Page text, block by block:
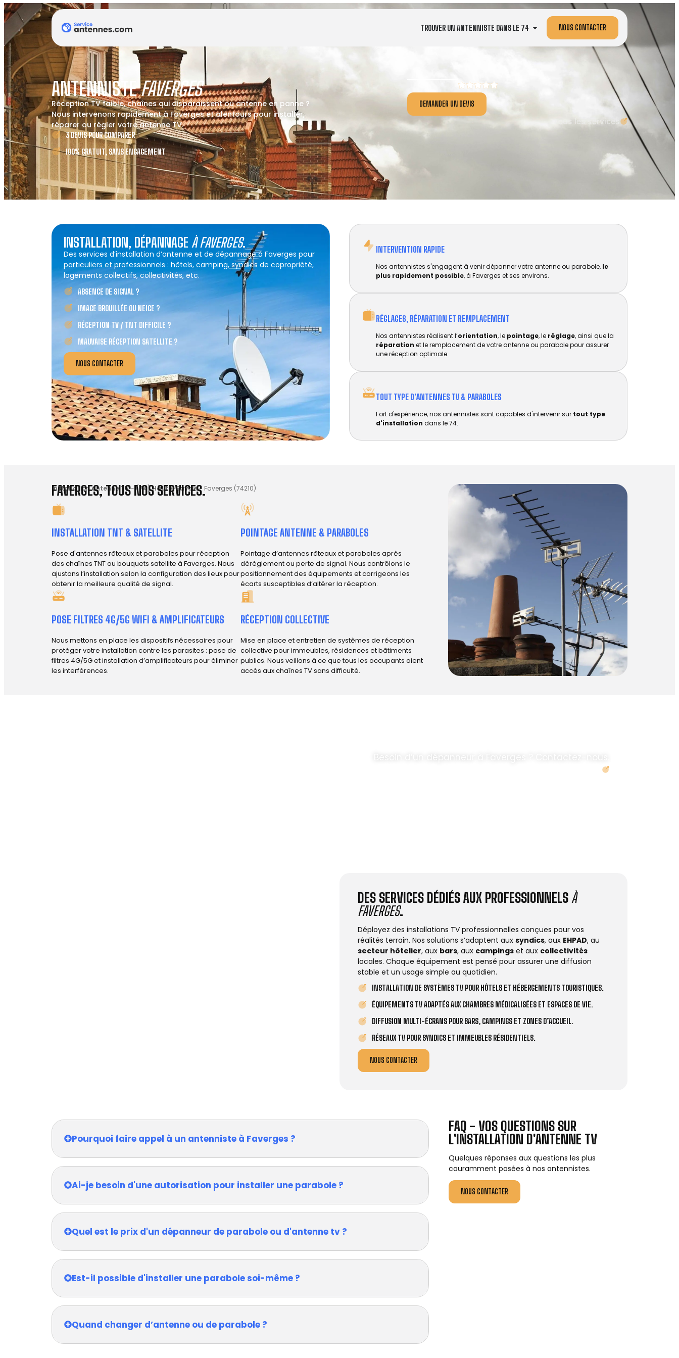
TROUVER UN ANTENNISTE DANS LE 74 NOUS CONTACTER
ANTENNISTEFAVERGES
Réception TV faible, chaînes qui disparaissent ou antenne en panne ?
Nous intervenons rapidement à Faverges et alentours pour installer,
réparer ou régler votre antenne TV.
3 DEVIS POUR COMPARER
100% GRATUIT, SANS ENGAGEMENT
DEMANDER UN DEVIS
Tous les services
INSTALLATION, DÉPANNAGE À FAVERGES.
Des services d’installation d’antenne et de dépannage à Faverges pour
particuliers et professionnels : hôtels, camping, syndics de copropriété,
logements collectifs, collectivités, etc.
ABSENCE DE SIGNAL ?
IMAGE BROUILLÉE OU NEIGE ?
RÉCEPTION TV / TNT DIFFICILE ?
MAUVAISE RÉCEPTION SATELLITE ?
NOUS CONTACTER
INTERVENTION RAPIDE
Nos antennistes s'engagent à venir dépanner votre antenne ou parabole, le
plus rapidement possible, à Faverges et ses environs.
RÉGLAGES, RÉPARATION ET REMPLACEMENT​
Nos antennistes réalisent l’orientation, le pointage, le réglage, ainsi que la
réparation et le remplacement de votre antenne ou parabole pour assurer
une réception optimale.
TOUT TYPE D'ANTENNES TV & PARABOLES
Fort d'expérience, nos antennistes sont capables d'intervenir sur tout type
d'installation dans le 74.
Installation antenne TV- (74) Haute-Savoie- Faverges (74210)
FAVERGES, TOUS NOS SERVICES.
INSTALLATION TNT & SATELLITE
Pose d'antennes râteaux et paraboles pour réception
des chaînes TNT ou bouquets satellite à Faverges. Nous
ajustons l’installation selon la configuration des lieux pour
obtenir la meilleure qualité de signal.
POINTAGE ANTENNE & PARABOLES
Pointage d’antennes râteaux et paraboles après
dérèglement ou perte de signal. Nous contrôlons le
positionnement des équipements et corrigeons les
écarts susceptibles d’altérer la réception.
POSE FILTRES 4G/5G WIFI & AMPLIFICATEURS
Nous mettons en place les dispositifs nécessaires pour
protéger votre installation contre les parasites : pose de
filtres 4G/5G et installation d’amplificateurs pour éliminer
les interférences.
RÉCEPTION COLLECTIVE
Mise en place et entretien de systèmes de réception
collective pour immeubles, résidences et bâtiments
publics. Nous veillons à ce que tous les occupants aient
accès aux chaînes TV sans difficulté.
Besoin d’un dépanneur à Faverges ? Contactez-nous.
DES SERVICES DÉDIÉS AUX PROFESSIONNELS À
FAVERGES.
Déployez des installations TV professionnelles conçues pour vos
réalités terrain. Nos solutions s’adaptent aux syndics, aux EHPAD, au
secteur hôtelier, aux bars, aux campings et aux collectivités
locales. Chaque équipement est pensé pour assurer une diffusion
stable et un usage simple au quotidien.
INSTALLATION DE SYSTÈMES TV POUR HÔTELS ET HÉBERGEMENTS TOURISTIQUES.
ÉQUIPEMENTS TV ADAPTÉS AUX CHAMBRES MÉDICALISÉES ET ESPACES DE VIE.
DIFFUSION MULTI-ÉCRANS POUR BARS, CAMPINGS ET ZONES D’ACCUEIL.
RÉSEAUX TV POUR SYNDICS ET IMMEUBLES RÉSIDENTIELS.
NOUS CONTACTER
FAQ - VOS QUESTIONS SUR
L'INSTALLATION D'ANTENNE TV
Quelques réponses aux questions les plus
couramment posées à nos antennistes.
NOUS CONTACTER
Pourquoi faire appel à un antenniste à Faverges ?
Ai-je besoin d'une autorisation pour installer une parabole ?
Quel est le prix d'un dépanneur de parabole ou d'antenne tv ?
Est-il possible d'installer une parabole soi-même ?
Quand changer d’antenne ou de parabole ?